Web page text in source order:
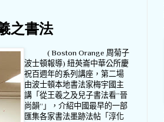
之書法
( Boston Orange 周菊子
波士頓報導) 紐英崙中華公所慶
祝百週年的系列講座，第二場
由波士頓本地書法家梅宇國主
講「從王羲之及兒子書法看”晉
尚韻” 」，介紹中國最早的一部
匯集各家書法墨跡法帖「淳化